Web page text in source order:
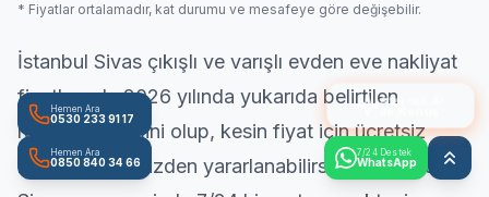
* Fiyatlar ortalamadır, kat durumu ve mesafeye göre değişebilir.
İstanbul Sivas çıkışlı ve varışlı evden eve nakliyat
fiyatlarında 2026 yılında yukarıda belirtilen
rakamlar tahmini olup, kesin fiyat için ücretsiz
keşif hizmetimizden yararlanabilirsiniz. İstanbul
7/24 Destek
WhatsApp
Ateşnak AI
Hemen Ara
0530 233 91 17
Hemen Ara
0850 840 34 66